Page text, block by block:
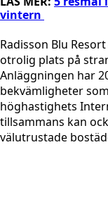
vintern
Radisson Blu Resort
otrolig plats på
Anläggningen har
bekvämligheter
höghastighets
tillsammans kan
välutrustade